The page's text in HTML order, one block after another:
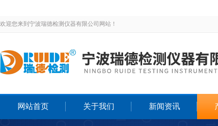
欢迎您来到宁波瑞德检测仪器有限公司网站！
网站首页 关于我们 新闻资讯